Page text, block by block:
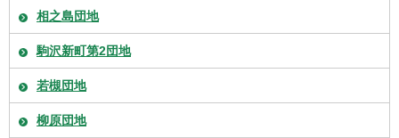
相之島団地
駒沢新町第2団地
若槻団地
柳原団地